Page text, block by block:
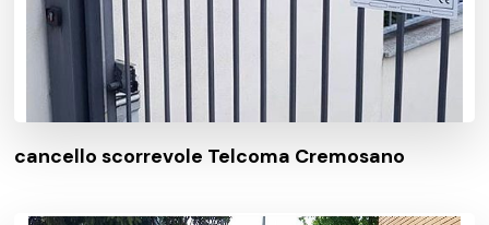
cancello scorrevole Telcoma Cremosano